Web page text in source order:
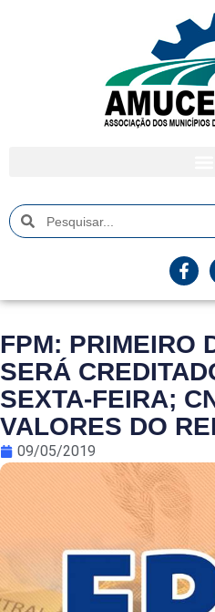
FPM: PRIMEIRO
SERÁ
SEXTA-FEIRA;
VALORES DO
09/05/2019